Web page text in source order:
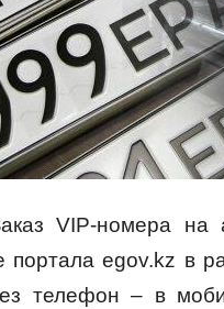
VIP-номера на
портала egov.kz в
телефон – в